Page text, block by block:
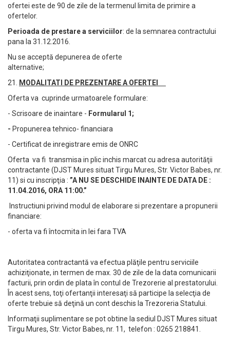
ofertei este de 90 de zile de la termenul limita de primire a
ofertelor.
Perioada de prestare a serviciilor: de la semnarea contractului
pana la 31.12.2016.
Nu se acceptă depunerea de oferte
alternative;
21.
MODALITATI DE PREZENTARE A OFERTEI
Oferta va cuprinde urmatoarele formulare:
- Scrisoare de inaintare - Formularul 1;
- Propunerea tehnico- financiara
- Certificat de inregistrare emis de ONRC
Oferta va fi transmisa in plic inchis marcat cu adresa autorităţii
contractante (DJST Mures situat Tirgu Mures, Str. Victor Babes, nr.
11) si cu inscripţia : ”A NU SE DESCHIDE INAINTE DE DATA DE :
11.04.2016, ORA 11:00.”
Instructiuni privind modul de elaborare si prezentare a propunerii
financiare:
- oferta va fi întocmita in lei fara TVA
Autoritatea contractantă va efectua plăţile pentru serviciile
achiziţionate, in termen de max. 30 de zile de la data comunicarii
facturii, prin ordin de plata în contul de Trezorerie al prestatorului.
În acest sens, toţi ofertanţii interesaţi să participe la selecţia de
oferte trebuie să deţină un cont deschis la Trezoreria Statului.
Informaţii suplimentare se pot obtine la sediul DJST Mures situat
Tirgu Mures, Str. Victor Babes, nr. 11, telefon : 0265 218841.